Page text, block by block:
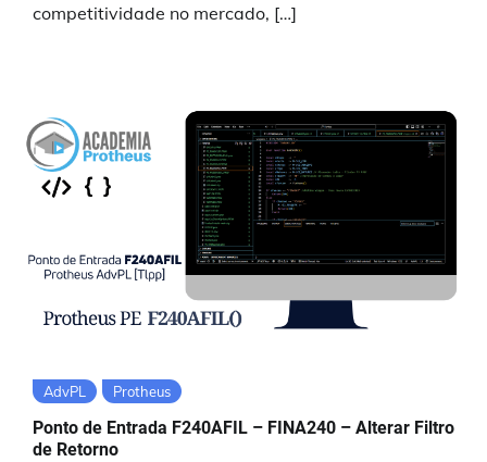
competitividade no mercado, […]
AdvPL Protheus
Ponto de Entrada F240AFIL – FINA240 – Alterar Filtro
de Retorno